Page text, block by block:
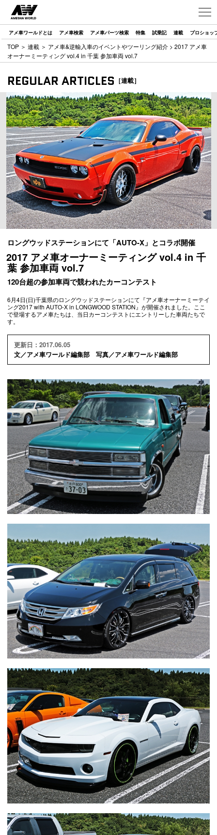
アメ車ワールドとは アメ車検索 アメ車パーツ検索 特集 試乗記 連載 プロショッ
TOP ＞ 連載 ＞ アメ車&逆輸入車のイベントやツーリング紹介 > 2017 アメ車
オーナーミーティング vol.4 in 千葉 参加車両 vol.7
REGULAR ARTICLES ［連載］
ロングウッドステーションにて「AUTO-X」とコラボ開催
2017 アメ車オーナーミーティング vol.4 in 千
葉 参加車両 vol.7
120台超の参加車両で競われたカーコンテスト
6月4日(日)千葉県のロングウッドステーションにて『アメ車オーナーミーテイ
ング2017 with AUTO-X in LONGWOOD STATION』が開催されました。ここ
で登場するアメ車たちは、当日カーコンテストにエントリーした車両たちで
す。
更新日：2017.06.05
文／アメ車ワールド編集部 写真／アメ車ワールド編集部